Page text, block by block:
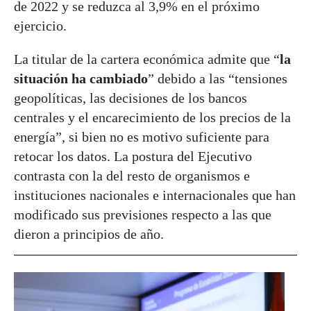
de 2022 y se reduzca al 3,9% en el próximo
ejercicio.
La titular de la cartera económica admite que “la
situación ha cambiado” debido a las “tensiones
geopolíticas, las decisiones de los bancos
centrales y el encarecimiento de los precios de la
energía”, si bien no es motivo suficiente para
retocar los datos. La postura del Ejecutivo
contrasta con la del resto de organismos e
instituciones nacionales e internacionales que han
modificado sus previsiones respecto a las que
dieron a principios de año.